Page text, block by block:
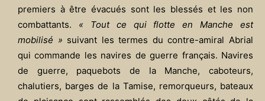
premiers à être évacués sont les blessés et les non
combattants. « Tout ce qui flotte en Manche est
mobilisé » suivant les termes du contre-amiral Abrial
qui commande les navires de guerre français. Navires
de guerre, paquebots de la Manche, caboteurs,
chalutiers, barges de la Tamise, remorqueurs, bateaux